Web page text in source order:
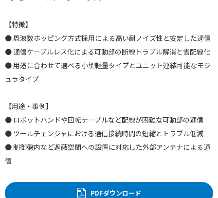
【特徴】
● 周波数ホッピング方式採用による高い耐ノイズ性と安定した通信
● 通信ケーブルレス化による可動部の断線トラブル解消と省配線化
● 用途に合わせて選べる小型軽量タイプとユニット連結可能なモジ
ュラタイプ
【用途・事例】
● ロボットハンドや回転テーブルなど配線が困難な可動部の通信
● ツールチェンジャにおける通信接続時間の短縮とトラブル低減
● 制御盤内など遮蔽空間への設置に対応した外部アンテナによる通
信
PDFダウンロード